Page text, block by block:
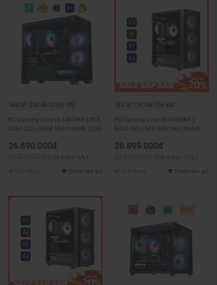
Mã SP: GA146.30601.KM
PC Gaming Core I5 14600KF | RTX
3060 12G | RAM 16G | NVME 512G
26.690.000đ
(Tiết kiệm: 6%)
Còn hàng Thêm vào giỏ
Mã SP: DH146.506.KM
PC Gaming Core I5 14600KF |
RAM 16G | RTX 5060 8G | NVME
26.899.000đ
(Tiết kiệm: 13%)
Còn hàng Thêm vào giỏ